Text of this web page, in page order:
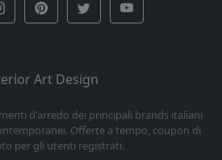
Art Design
d'arredo dei principali brands italiani
Offerte a tempo, coupon di
per gli utenti registrati.